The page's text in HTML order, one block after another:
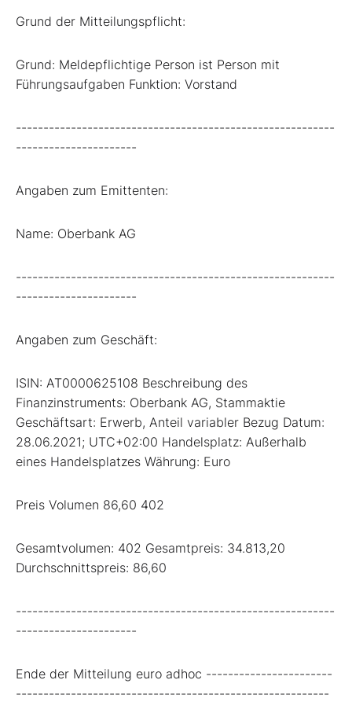
Grund der Mitteilungspflicht:
Grund: Meldepflichtige Person ist Person mit
Führungsaufgaben Funktion: Vorstand
----------------------------------------------------------
----------------------
Angaben zum Emittenten:
Name: Oberbank AG
----------------------------------------------------------
----------------------
Angaben zum Geschäft:
ISIN: AT0000625108 Beschreibung des
Finanzinstruments: Oberbank AG, Stammaktie
Geschäftsart: Erwerb, Anteil variabler Bezug Datum:
28.06.2021; UTC+02:00 Handelsplatz: Außerhalb
eines Handelsplatzes Währung: Euro
Preis Volumen 86,60 402
Gesamtvolumen: 402 Gesamtpreis: 34.813,20
Durchschnittspreis: 86,60
----------------------------------------------------------
----------------------
Ende der Mitteilung euro adhoc -----------------------
---------------------------------------------------------